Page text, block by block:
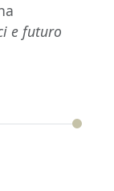
e futuro